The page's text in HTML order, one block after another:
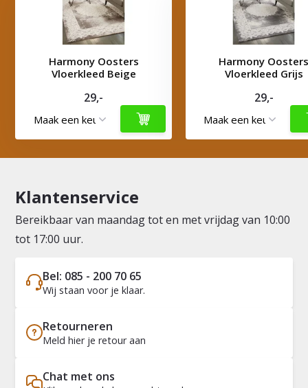
Harmony Oosters
Vloerkleed Beige
29,-
Harmony
Vloerkleed Grijs
29,-
Klantenservice
Bereikbaar van maandag tot en met vrijdag van 10:00
tot 17:00 uur.
Bel: 085 - 200 70 65
Wij staan voor je klaar.
Retourneren
Meld hier je retour aan
Chat met ons